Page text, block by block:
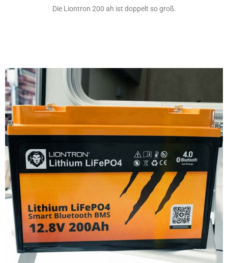
Die Liontron 200 ah ist doppelt so groß.